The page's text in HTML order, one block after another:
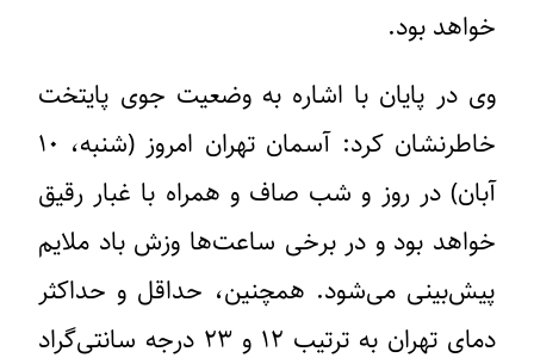
خواهد بود.
وی در پایان با اشاره به وضعیت جوی پایتخت
خاطرنشان کرد: آسمان تهران امروز (شنبه، ۱۰
آبان) در روز و شب صاف و همراه با غبار رقیق
خواهد بود و در برخی ساعت‌ها وزش باد ملایم
پیش‌بینی می‌شود. همچنین، حداقل و حداکثر
دمای تهران به ترتیب ۱۲ و ۲۳ درجه سانتی‌گراد